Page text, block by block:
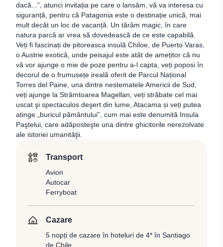
dacă...”, atunci invitația pe care o lansăm, vă va interesa cu
siguranță, pentru că Patagonia este o destinație unică, mai
mult decât un loc de vacanță. Un tărâm magic, în care
natura parcă ar vrea să dovedească de ce este capabilă.
Veți fi fascinați de pitoreasca insulă Chiloe, de Puerto Varas,
o Austrie exotică, unde peisajul este atât de amețitor că nu
vă vor ajunge o mie de poze pentru a-l capta, veți poposi în
decorul de o frumusețe ireală oferit de Parcul Național
Torres del Paine, una dintre nestematele Americii de Sud,
veți ajunge la Strâmtoarea Magellan, veți străbate cel mai
uscat şi spectaculos deşert din lume, Atacama și veți putea
atinge „buricul pământului”, cum mai este denumită Insula
Paştelui, care adăposteşte una dintre ghicitorile nerezolvate
ale istoriei umanităţii.
Transport
Avion
Autocar
Ferryboat
Cazare
5 nopți de cazare în hoteluri de 4* în Santiago
de Chile